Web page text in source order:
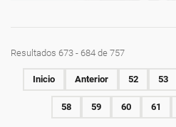
Resultados 673 - 684 de 757
Inicio Anterior 52 53
58 59 60 61